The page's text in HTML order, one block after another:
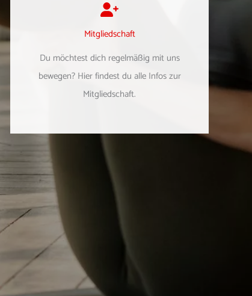
Mitgliedschaft
Du möchtest dich regelmäßig mit uns
bewegen? Hier findest du alle Infos zur
Mitgliedschaft.